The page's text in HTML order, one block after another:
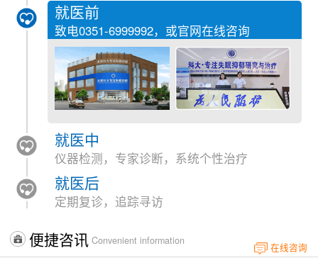
就医前
致电0351-6999992，或官网在线咨询
就医中
仪器检测，专家诊断，系统个性治疗
就医后
定期复诊，追踪寻访
便捷咨讯 Convenient information
在线咨询